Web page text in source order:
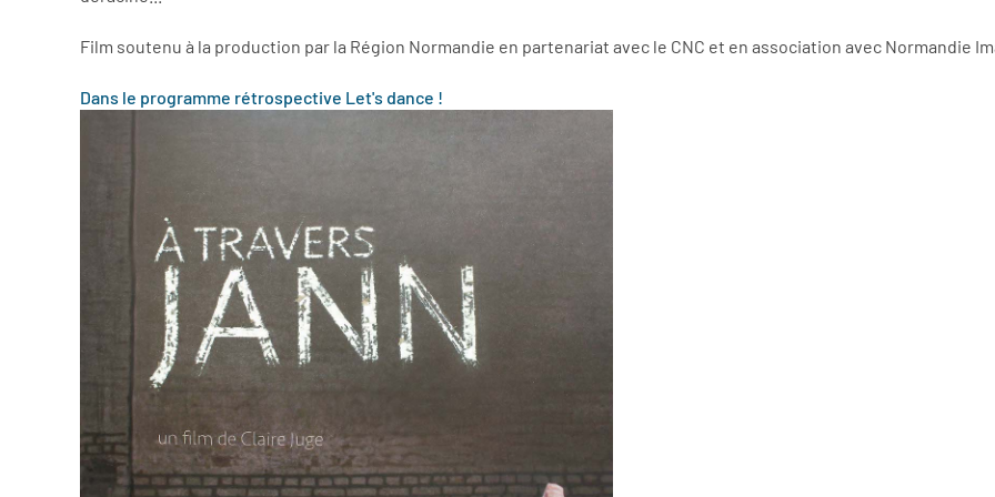
Film soutenu à la production par la Région Normandie en partenariat avec le CNC et en association avec Normandie
Dans le programme rétrospective Let's dance !